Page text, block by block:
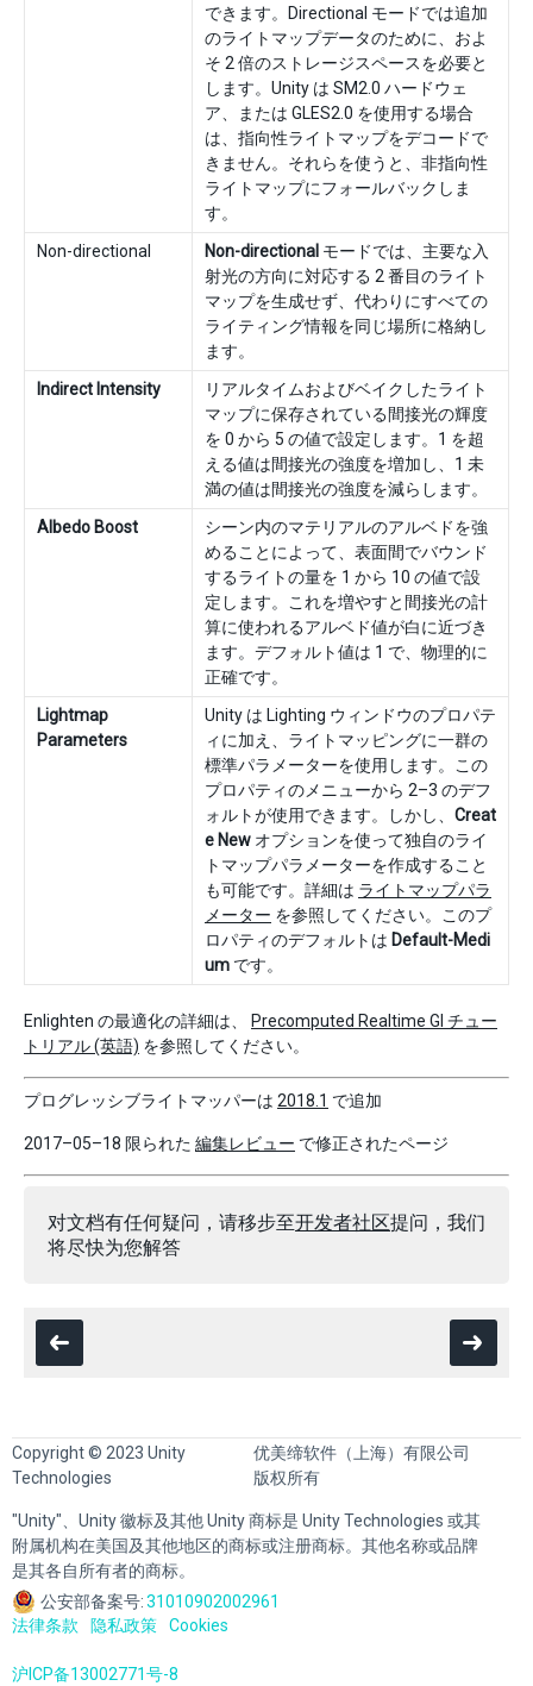
できます。Directional モードでは追加
のライトマップデータのために、およ
そ 2 倍のストレージスペースを必要と
します。Unity は SM2.0 ハードウェ
ア、または GLES2.0 を使用する場合
は、指向性ライトマップをデコードで
きません。それらを使うと、非指向性
ライトマップにフォールバックしま
す。
Non-directional
Non-directional モードでは、主要な入
射光の方向に対応する 2 番目のライト
マップを生成せず、代わりにすべての
ライティング情報を同じ場所に格納し
ます。
Indirect Intensity
リアルタイムおよびベイクしたライト
マップに保存されている間接光の輝度
を 0 から 5 の値で設定します。1 を超
える値は間接光の強度を増加し、1 未
満の値は間接光の強度を減らします。
Albedo Boost
シーン内のマテリアルのアルベドを強
めることによって、表面間でバウンド
するライトの量を 1 から 10 の値で設
定します。これを増やすと間接光の計
算に使われるアルベド値が白に近づき
ます。デフォルト値は 1 で、物理的に
正確です。
Lightmap
Parameters
Unity は Lighting ウィンドウのプロパテ
ィに加え、ライトマッピングに一群の
標準パラメーターを使用します。この
プロパティのメニューから 2–3 のデフ
ォルトが使用できます。しかし、 Creat
e New オプションを使って独自のライ
トマップパラメーターを作成すること
も可能です。詳細は ライトマップパラ
メーター を参照してください。このプ
ロパティのデフォルトは Default-Medi
um です。
Enlighten の最適化の詳細は、
Precomputed Realtime GI チュー
トリアル (英語) を参照してください。
プログレッシブライトマッパーは 2018.1 で追加
2017–05–18 限られた 編集レビュー で修正されたページ
对文档有任何疑问，请移步至开发者社区提问，我们
将尽快为您解答
Copyright © 2023 Unity
Technologies
优美缔软件（上海）有限公司
版权所有
"Unity"、Unity 徽标及其他 Unity 商标是 Unity Technologies 或其
附属机构在美国及其他地区的商标或注册商标。其他名称或品牌
是其各自所有者的商标。
公安部备案号:31010902002961
法律条款
隐私政策 Cookies
沪ICP备13002771号-8